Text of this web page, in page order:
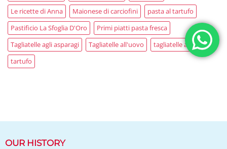
Le ricette di Anna
Maionese di carciofini
pasta al tartufo
Pastificio La Sfoglia D'Oro
Primi piatti pasta fresca
Tagliatelle agli asparagi
Tagliatelle all'uovo
tagliatelle al tartufo
tartufo
OUR HISTORY